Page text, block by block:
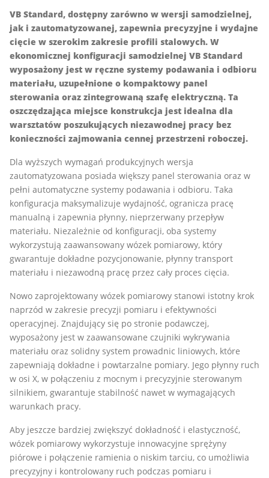
VB Standard, dostępny zarówno w wersji samodzielnej,
jak i zautomatyzowanej, zapewnia precyzyjne i wydajne
cięcie w szerokim zakresie profili stalowych. W
ekonomicznej konfiguracji samodzielnej VB Standard
wyposażony jest w ręczne systemy podawania i odbioru
materiału, uzupełnione o kompaktowy panel
sterowania oraz zintegrowaną szafę elektryczną. Ta
oszczędzająca miejsce konstrukcja jest idealna dla
warsztatów poszukujących niezawodnej pracy bez
konieczności zajmowania cennej przestrzeni roboczej.
Dla wyższych wymagań produkcyjnych wersja
zautomatyzowana posiada większy panel sterowania oraz w
pełni automatyczne systemy podawania i odbioru. Taka
konfiguracja maksymalizuje wydajność, ogranicza pracę
manualną i zapewnia płynny, nieprzerwany przepływ
materiału. Niezależnie od konfiguracji, oba systemy
wykorzystują zaawansowany wózek pomiarowy, który
gwarantuje dokładne pozycjonowanie, płynny transport
materiału i niezawodną pracę przez cały proces cięcia.
Nowo zaprojektowany wózek pomiarowy stanowi istotny krok
naprzód w zakresie precyzji pomiaru i efektywności
operacyjnej. Znajdujący się po stronie podawczej,
wyposażony jest w zaawansowane czujniki wykrywania
materiału oraz solidny system prowadnic liniowych, które
zapewniają dokładne i powtarzalne pomiary. Jego płynny ruch
w osi X, w połączeniu z mocnym i precyzyjnie sterowanym
silnikiem, gwarantuje stabilność nawet w wymagających
warunkach pracy.
Aby jeszcze bardziej zwiększyć dokładność i elastyczność,
wózek pomiarowy wykorzystuje innowacyjne sprężyny
piórowe i połączenie ramienia o niskim tarciu, co umożliwia
precyzyjny i kontrolowany ruch podczas pomiaru i